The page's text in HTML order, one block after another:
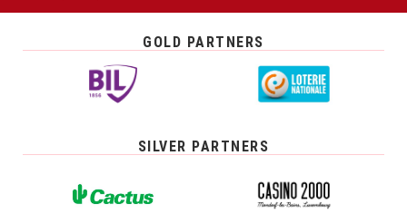
GOLD PARTNERS
SILVER PARTNERS